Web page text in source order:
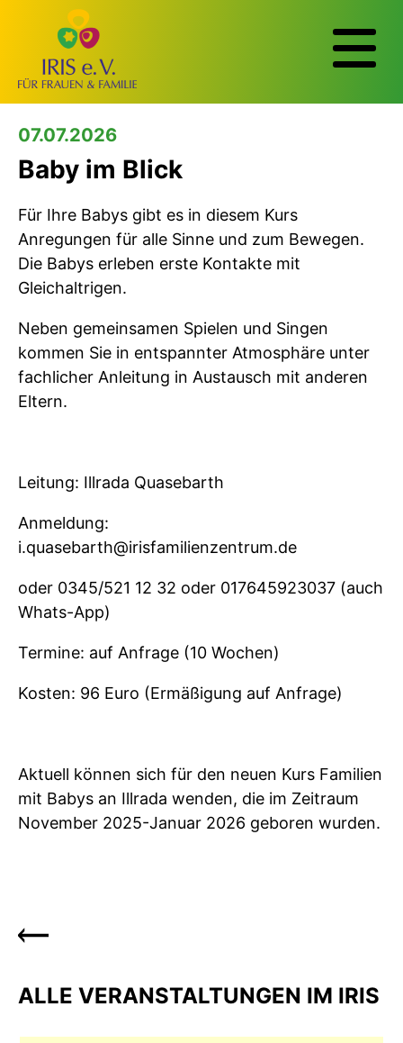
07.07.2026
Baby im Blick
Für Ihre Babys gibt es in diesem Kurs
Anregungen für alle Sinne und zum Bewegen.
Die Babys erleben erste Kontakte mit
Gleichaltrigen.
Neben gemeinsamen Spielen und Singen
kommen Sie in entspannter Atmosphäre unter
fachlicher Anleitung in Austausch mit anderen
Eltern.
Leitung: Illrada Quasebarth
Anmeldung:
i.quasebarth@irisfamilienzentrum.de
oder 0345/521 12 32 oder 017645923037 (auch
Whats-App)
Termine: auf Anfrage (10 Wochen)
Kosten: 96 Euro (Ermäßigung auf Anfrage)
Aktuell können sich für den neuen Kurs Familien
mit Babys an Illrada wenden, die im Zeitraum
November 2025-Januar 2026 geboren wurden.
ALLE VERANSTALTUNGEN IM IRIS